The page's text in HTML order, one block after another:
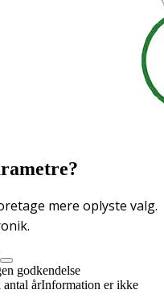
mere oplyste valg.
godkendelse
årInformation er ikke